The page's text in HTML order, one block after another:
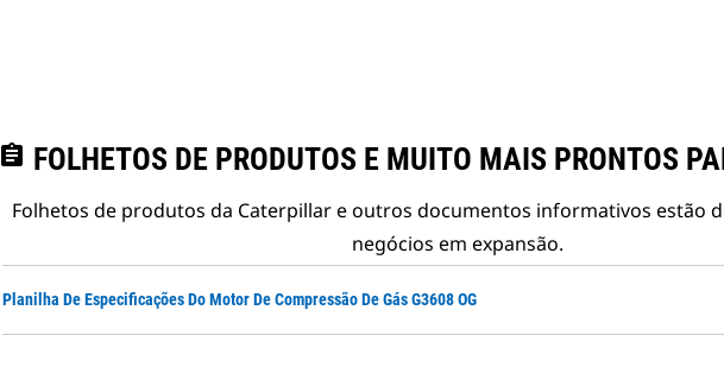
assignment FOLHETOS DE PRODUTOS E MUITO MAIS PRONTOS
Folhetos de produtos da Caterpillar e outros documentos informativos estão
negócios em expansão.
Planilha De Especificações Do Motor De Compressão De Gás G3608 OG